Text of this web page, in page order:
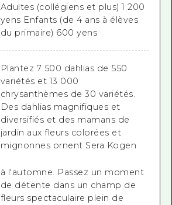
Adultes (collégiens et plus) 1 200
yens Enfants (de 4 ans à élèves
du primaire) 600 yens
Plantez 7 500 dahlias de 550
variétés et 13 000
chrysanthèmes de 30 variétés.
Des dahlias magnifiques et
diversifiés et des mamans de
jardin aux fleurs colorées et
mignonnes ornent Sera Kogen
à l'automne. Passez un moment
de détente dans un champ de
fleurs spectaculaire plein de